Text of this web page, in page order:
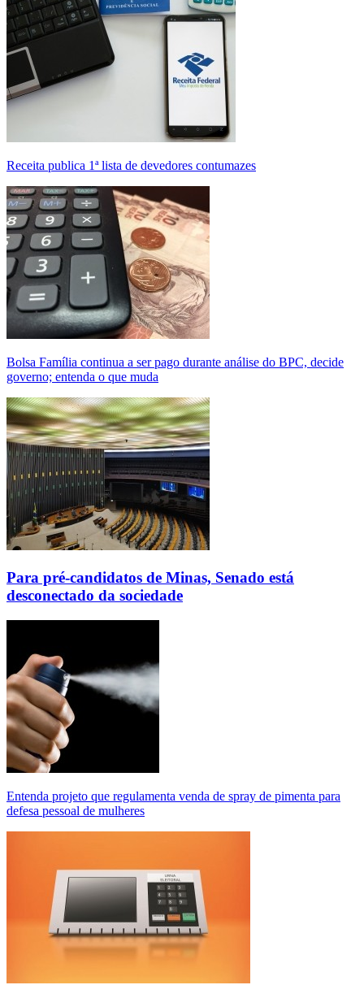
Receita publica 1ª lista de devedores contumazes
Bolsa Família continua a ser pago durante análise do BPC, decide
governo; entenda o que muda
Para pré-candidatos de Minas, Senado está
desconectado da sociedade
Entenda projeto que regulamenta venda de spray de pimenta para
defesa pessoal de mulheres